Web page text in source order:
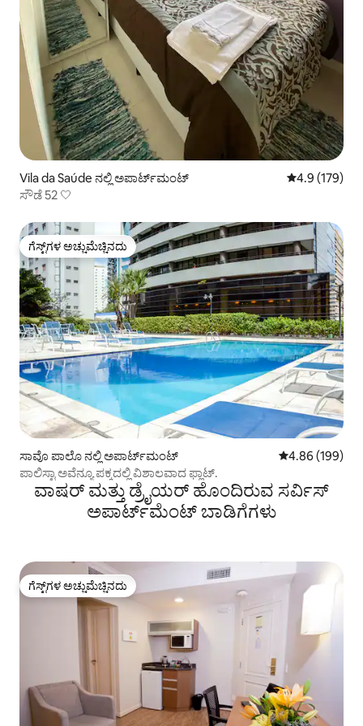
Vila da Saúde ನಲ್ಲಿ ಅಪಾರ್ಟ್‌ಮಂಟ್ 5 ರಲ್ಲಿ 4.9
4.9 (179)
ಸೌಡೆ 52 🤍
ಗೆಸ್ಟ್‌ಗಳ ಅಚ್ಚುಮೆಚ್ಚಿನದು
ಗೆಸ್ಟ್‌ಗಳ ಅಚ್ಚುಮೆಚ್ಚಿನದು
ಸಾವೊ ಪಾಲೊ ನಲ್ಲಿ ಅಪಾರ್ಟ್‌ಮಂಟ್ 5 ರಲ್ಲಿ 4.86
4.86 (199)
ಪಾಲಿಸ್ಟಾ ಅವೆನ್ಯೂ ಪಕ್ಕದಲ್ಲಿ ವಿಶಾಲವಾದ ಫ್ಲಾಟ್.
ವಾಷರ್ ಮತ್ತು ಡ್ರೈಯರ್ ಹೊಂದಿರುವ ಸರ್ವಿಸ್
ಅಪಾರ್ಟ್‌ಮೆಂಟ್ ಬಾಡಿಗೆಗಳು
ಗೆಸ್ಟ್‌ಗಳ ಅಚ್ಚುಮೆಚ್ಚಿನದು
ಗೆಸ್ಟ್‌ಗಳ ಅಚ್ಚುಮೆಚ್ಚಿನದು